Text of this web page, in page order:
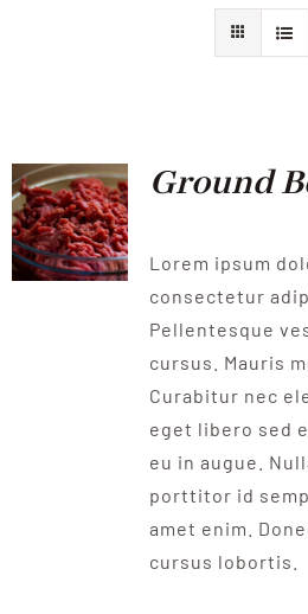
NOTICIES
CONTACTE
Ground
Lorem ipsum
consectetur
Pellentesque
cursus. Mauris
Curabitur nec
eget libero sed
eu in augue.
porttitor id
amet enim.
cursus lobortis.